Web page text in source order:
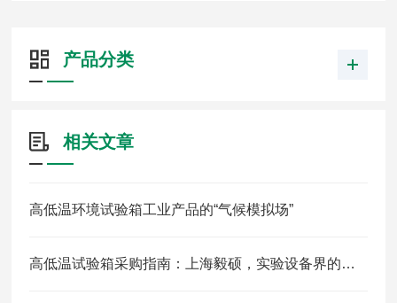
产品分类
相关文章
高低温环境试验箱工业产品的“气候模拟场”
高低温试验箱采购指南：上海毅硕，实验设备界的性价比推荐